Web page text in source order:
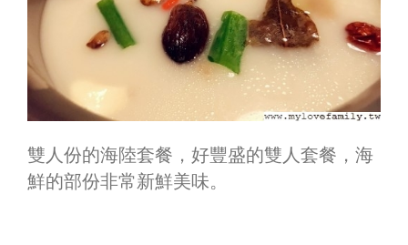
雙人份的海陸套餐，好豐盛的雙人套餐，海
鮮的部份非常新鮮美味。